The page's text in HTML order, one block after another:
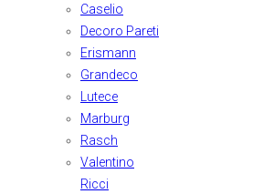
Caselio
Decoro Pareti
Erismann
Grandeco
Lutece
Marburg
Rasch
Valentino
Ricci